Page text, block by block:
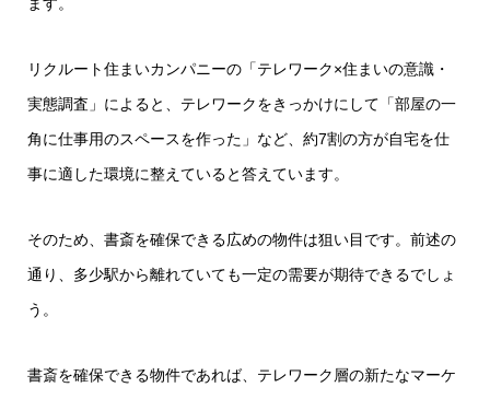
リクルート住まいカンパニーの「テレワーク×住まいの意識・
実態調査」によると、テレワークをきっかけにして「部屋の一
角に仕事用のスペースを作った」など、約7割の方が自宅を仕
事に適した環境に整えていると答えています。
そのため、書斎を確保できる広めの物件は狙い目です。前述の
通り、多少駅から離れていても一定の需要が期待できるでしょ
う。
書斎を確保できる物件であれば、テレワーク層の新たなマーケ